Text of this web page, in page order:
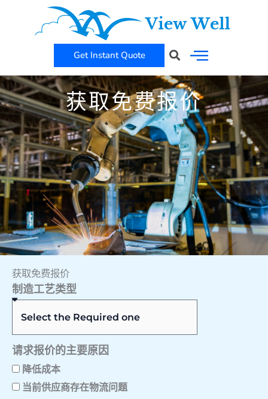
Get Instant Quote Search
获取免费报价
获取免费报价
制造工艺类型
请求报价的主要原因
降低成本
当前供应商存在物流问题